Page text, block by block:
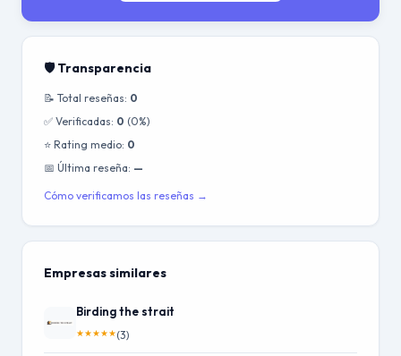
🛡️ Transparencia
📝 Total reseñas: 0
✅ Verificadas: 0 (0%)
⭐ Rating medio: 0
📅 Última reseña: —
Cómo verificamos las reseñas →
Empresas similares
Birding the strait
★★★★★(3)